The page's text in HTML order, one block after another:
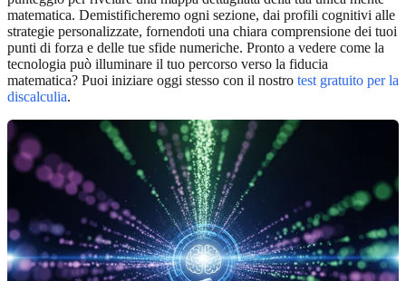
matematica. Demistificheremo ogni sezione, dai profili cognitivi alle
strategie personalizzate, fornendoti una chiara comprensione dei tuoi
punti di forza e delle tue sfide numeriche. Pronto a vedere come la
tecnologia può illuminare il tuo percorso verso la fiducia
matematica? Puoi iniziare oggi stesso con il nostro test gratuito per la
discalculia.